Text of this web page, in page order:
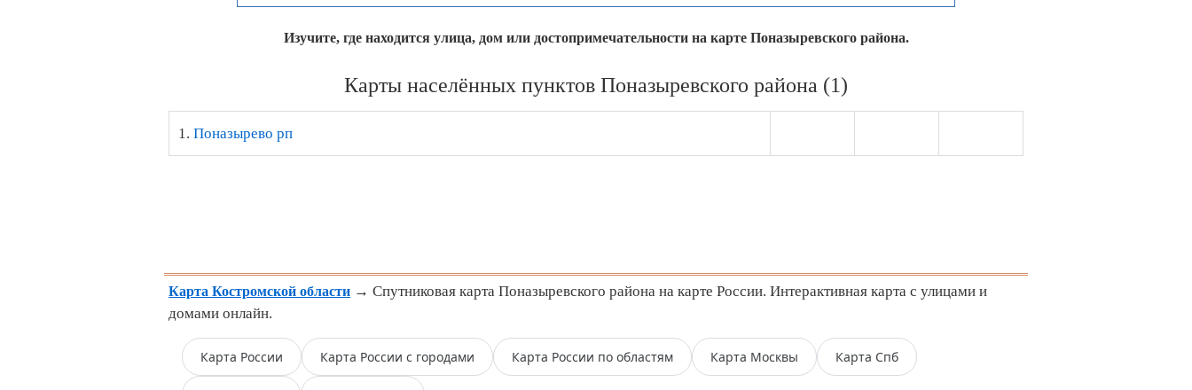
Изучите, где находится улица, дом или достопримечательности на карте Поназыревского района.
Карты населённых пунктов Поназыревского района (1)
1. Поназырево рп
Карта Костромской области → Спутниковая карта Поназыревского района на карте России. Интерактивная карта с улицами и
домами онлайн.
Карта России Карта России с городами Карта России по областям Карта Москвы Карта Спб